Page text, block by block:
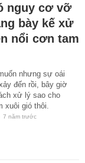
nguy cơ vỡ
bày kế xử
nổi cơn tam
nhưng sự oái
đến rồi, bây giờ
xử lý sao cho
xuôi gió thôi.
7 năm trước